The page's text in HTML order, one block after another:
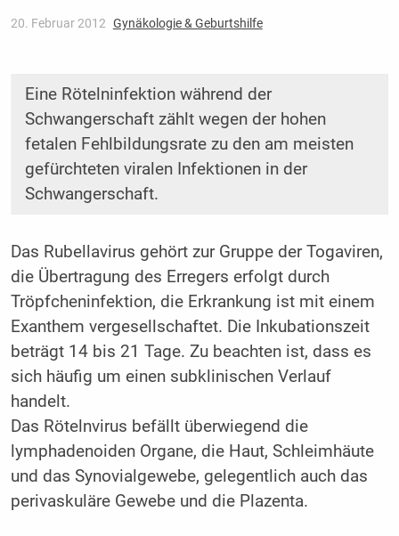
20. Februar 2012 Gynäkologie & Geburtshilfe
Eine Rötelninfektion während der
Schwangerschaft zählt wegen der hohen
fetalen Fehlbildungsrate zu den am meisten
gefürchteten viralen Infektionen in der
Schwangerschaft.
Das Rubellavirus gehört zur Gruppe der Togaviren,
die Übertragung des Erregers erfolgt durch
Tröpfcheninfektion, die Erkrankung ist mit einem
Exanthem vergesellschaftet. Die Inkubationszeit
beträgt 14 bis 21 Tage. Zu beachten ist, dass es
sich häufig um einen subklinischen Verlauf
handelt.
Das Rötelnvirus befällt überwiegend die
lymphadenoiden Organe, die Haut, Schleimhäute
und das Synovialgewebe, gelegentlich auch das
perivaskuläre Gewebe und die Plazenta.